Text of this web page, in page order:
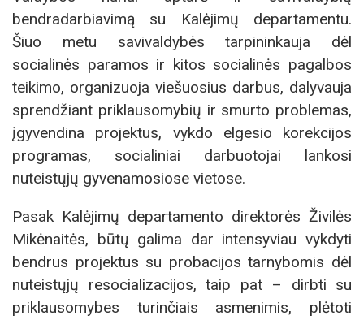
bendradarbiavimą su Kalėjimų departamentu.
Šiuo metu savivaldybės tarpininkauja dėl
socialinės paramos ir kitos socialinės pagalbos
teikimo, organizuoja viešuosius darbus, dalyvauja
sprendžiant priklausomybių ir smurto problemas,
įgyvendina projektus, vykdo elgesio korekcijos
programas, socialiniai darbuotojai lankosi
nuteistųjų gyvenamosiose vietose.
Pasak Kalėjimų departamento direktorės Živilės
Mikėnaitės, būtų galima dar intensyviau vykdyti
bendrus projektus su probacijos tarnybomis dėl
nuteistųjų resocializacijos, taip pat – dirbti su
priklausomybes turinčiais asmenimis, plėtoti